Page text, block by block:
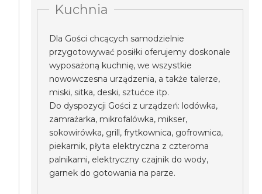
Kuchnia
Dla Gości chcących samodzielnie
przygotowywać posiłki oferujemy doskonale
wyposażoną kuchnię, we wszystkie
nowowczesna urządzenia, a także talerze,
miski, sitka, deski, sztućce itp.
Do dyspozycji Gości z urządzeń: lodówka,
zamrażarka, mikrofalówka, mikser,
sokowirówka, grill, frytkownica, gofrownica,
piekarnik, płyta elektryczna z czteroma
palnikami, elektryczny czajnik do wody,
garnek do gotowania na parze.